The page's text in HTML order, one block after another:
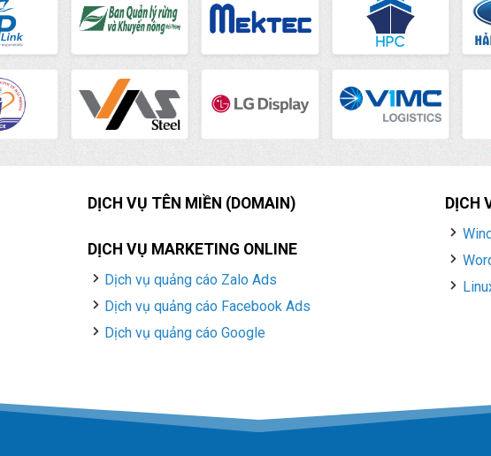
DỊCH VỤ TÊN MIỀN (DOMAIN)
DỊCH VỤ MARKETING ONLINE
Dịch vụ quảng cáo Zalo Ads
Dịch vụ quảng cáo Facebook Ads
Dịch vụ quảng cáo Google
DỊCH